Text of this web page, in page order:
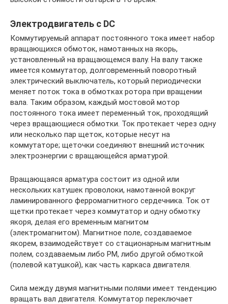
Электродвигатель с DC
Коммутируемый аппарат постоянного тока имеет набор
вращающихся обмоток, намотанных на якорь,
установленный на вращающемся валу. На валу также
имеется коммутатор, долговременный поворотный
электрический выключатель, который периодически
меняет поток тока в обмотках ротора при вращении
вала. Таким образом, каждый мостовой мотор
постоянного тока имеет переменный ток, проходящий
через вращающиеся обмотки. Ток протекает через одну
или несколько пар щеток, которые несут на
коммутаторе; щеточки соединяют внешний источник
электроэнергии с вращающейся арматурой.
Вращающаяся арматура состоит из одной или
нескольких катушек проволоки, намотанной вокруг
ламинированного ферромагнитного сердечника. Ток от
щетки протекает через коммутатор и одну обмотку
якоря, делая его временным магнитом
(электромагнитом). Магнитное поле, создаваемое
якорем, взаимодействует со стационарным магнитным
полем, создаваемым либо PM, либо другой обмоткой
(полевой катушкой), как часть каркаса двигателя.
Сила между двумя магнитными полями имеет тенденцию
вращать вал двигателя. Коммутатор переключает